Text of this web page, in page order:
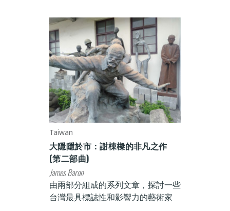
Taiwan
大隱隱於市：謝棟樑的非凡之作
(第二部曲)
James Baron
由兩部分組成的系列文章，探討一些
台灣最具標誌性和影響力的藝術家